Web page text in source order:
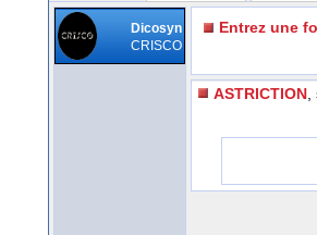
Dicosyn
CRISCO
Entrez une
ASTRICTION